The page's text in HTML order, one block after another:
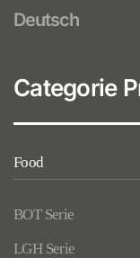
Deutsch
Categorie
Food
BOT Serie
LGH Serie